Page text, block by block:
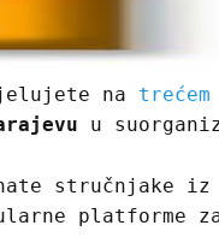
na trećem
u
stručnjake